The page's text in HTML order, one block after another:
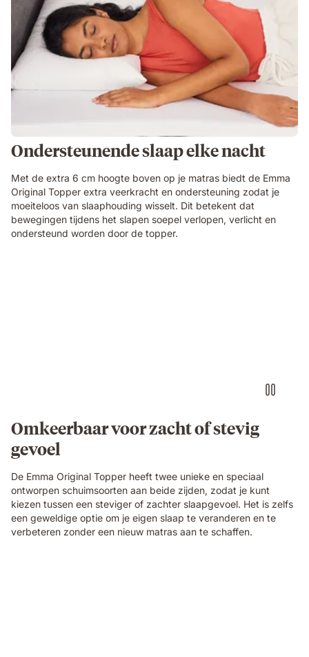
Ondersteunende slaap elke nacht
Met de extra 6 cm hoogte boven op je matras biedt de Emma
Original Topper extra veerkracht en ondersteuning zodat je
moeiteloos van slaaphouding wisselt. Dit betekent dat
bewegingen tijdens het slapen soepel verlopen, verlicht en
ondersteund worden door de topper.
Omkeerbaar voor zacht of stevig
gevoel
De Emma Original Topper heeft twee unieke en speciaal
ontworpen schuimsoorten aan beide zijden, zodat je kunt
kiezen tussen een steviger of zachter slaapgevoel. Het is zelfs
een geweldige optie om je eigen slaap te veranderen en te
verbeteren zonder een nieuw matras aan te schaffen.